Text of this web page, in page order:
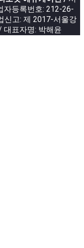
자등록번호: 212-26-
신고: 제 2017-서울강
표자명: 박해윤